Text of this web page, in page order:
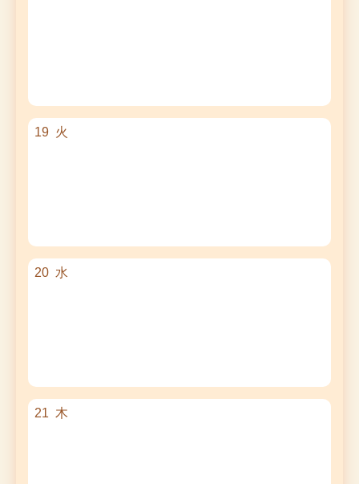
19 火
20 水
21 木